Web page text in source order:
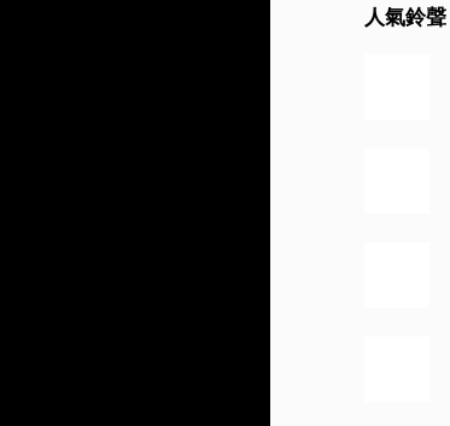
人氣鈴聲